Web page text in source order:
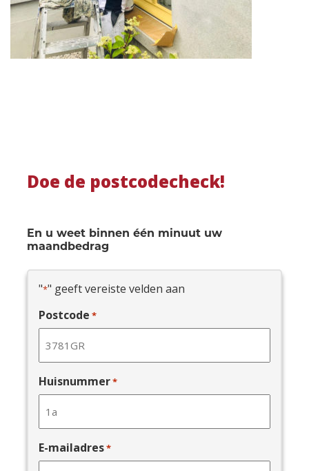
Doe de postcodecheck!
En u weet binnen één minuut uw
maandbedrag
"*" geeft vereiste velden aan
Postcode *
Huisnummer*
E-mailadres*